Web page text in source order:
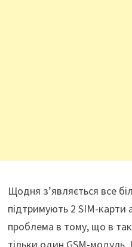
Щодня з’являється все
підтримують 2 SIM-карти
проблема в тому, що в
тільки один GSM-